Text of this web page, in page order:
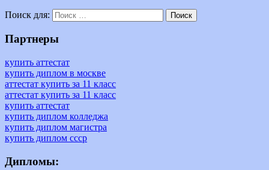
высшееобразецоплата
сколько
Поиск для: Поиск
Партнеры
купить аттестат
купить диплом в москве
аттестат купить за 11 класс
аттестат купить за 11 класс
купить аттестат
купить диплом колледжа
купить диплом магистра
купить диплом ссср
Дипломы: